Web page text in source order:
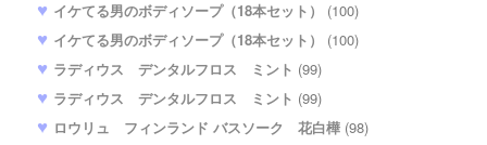
イケてる男のボディソープ（18本セット）
(100)
イケてる男のボディソープ（18本セット）
(100)
ラディウス デンタルフロス ミント (99)
ラディウス デンタルフロス ミント (99)
ロウリュ フィンランド バスソーク 花白樺 (98)